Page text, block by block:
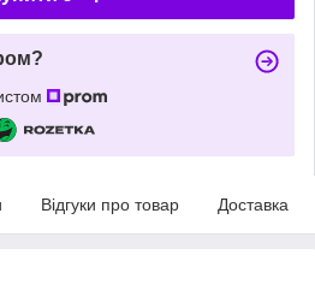
Відгуки про товар Доставка